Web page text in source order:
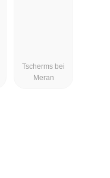
Tscherms bei
Meran